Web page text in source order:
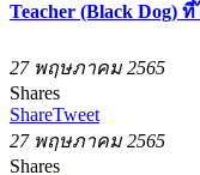
Teacher (Black Dog)
27 พฤษภาคม 2565
Shares
ShareTweet
27 พฤษภาคม 2565
Shares